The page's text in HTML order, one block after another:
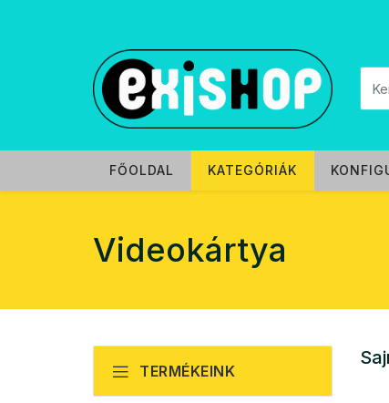
FŐOLDAL KATEGÓRIÁK
Videokártya
TERMÉKEINK